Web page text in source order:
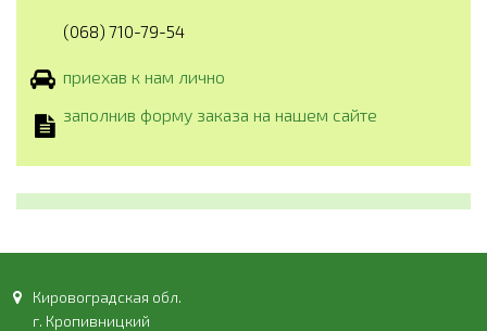
(068) 710-79-54
приехав к нам лично
заполнив форму заказа на нашем сайте
Кировоградская обл.
г. Кропивницкий